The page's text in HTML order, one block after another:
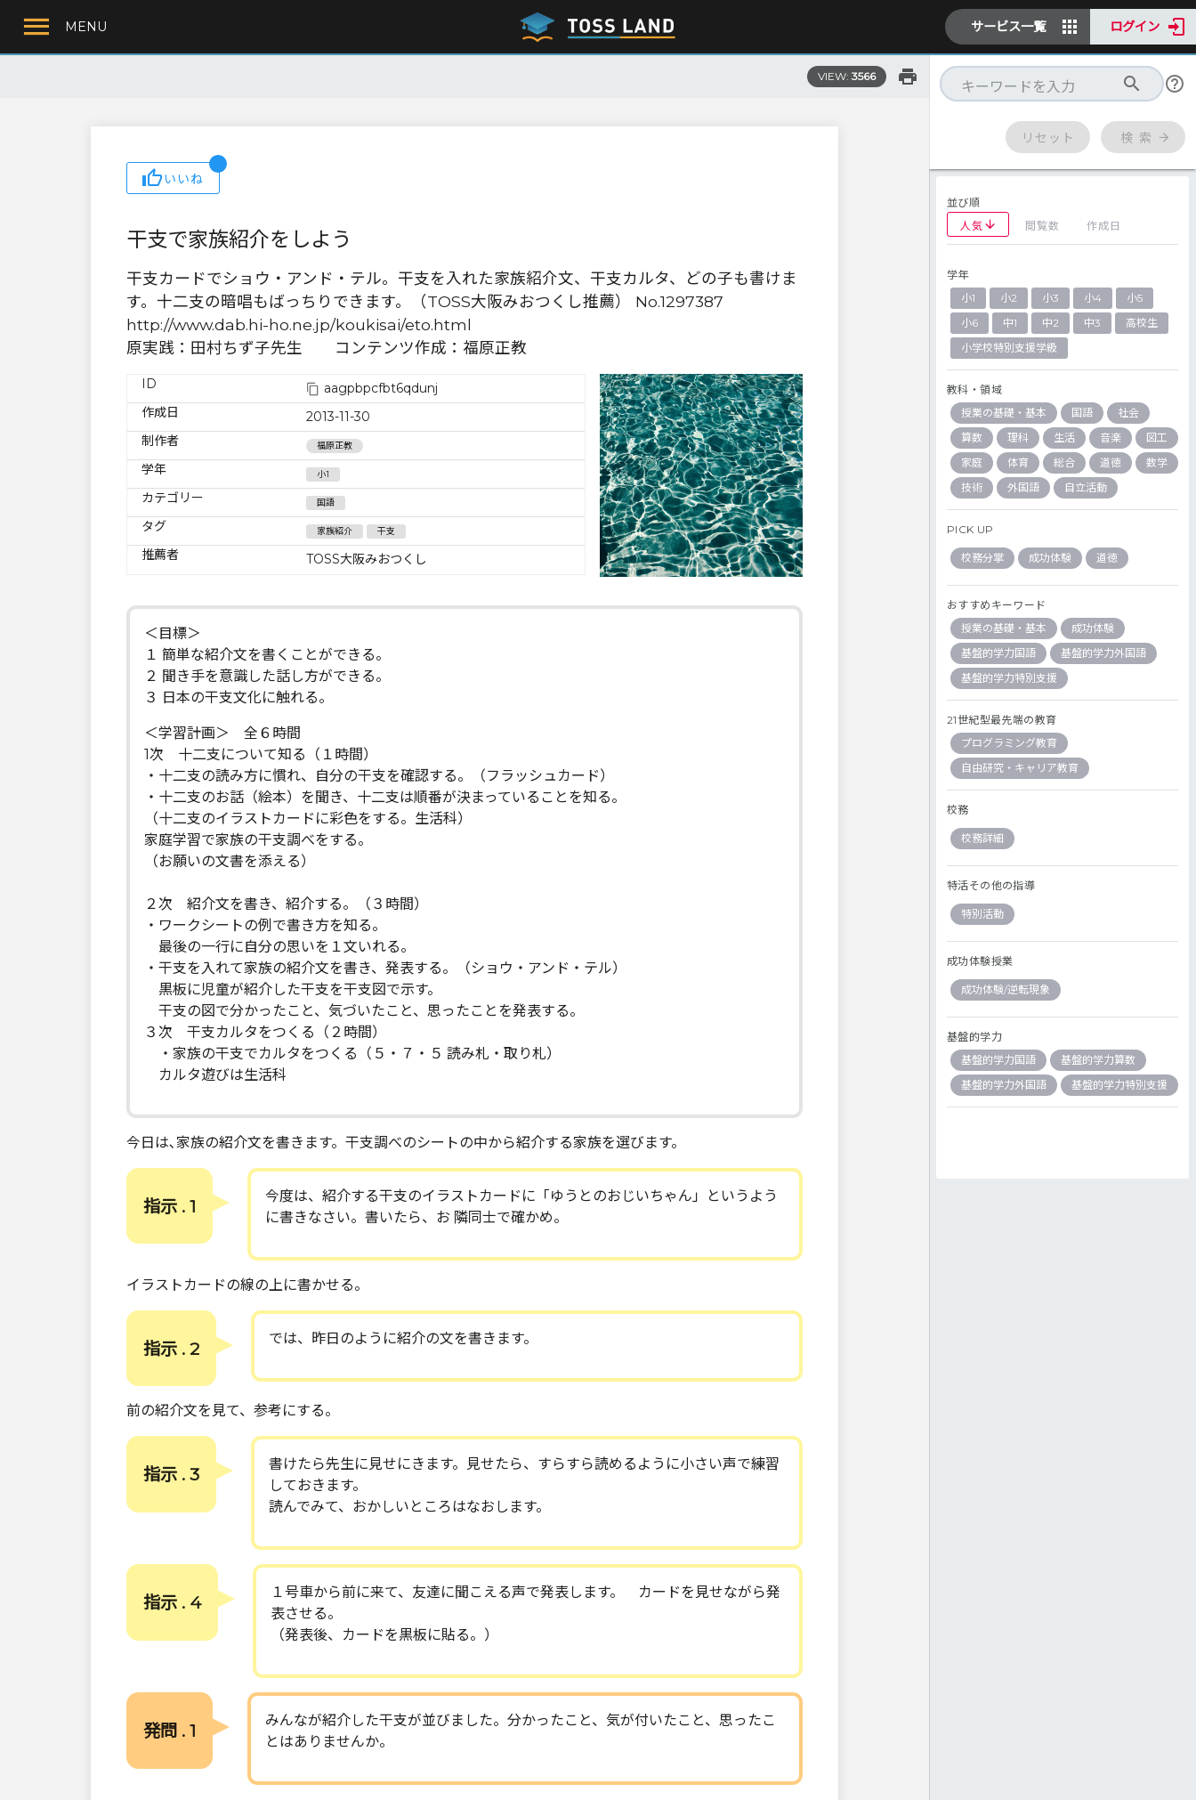
MENU サービス一覧 ログイン
VIEW: 3566
いいね
干支で家族紹介をしよう
干支カードでショウ・アンド・テル。干支を入れた家族紹介文、干支カルタ、どの子も書けま
す。十二支の暗唱もばっちりできます。（TOSS大阪みおつくし推薦） No.1297387
http://www.dab.hi-ho.ne.jp/koukisai/eto.html
原実践：田村ちず子先生 コンテンツ作成：福原正教
ID
aagpbpcfbt6qdunj
作成日
2013-11-30
制作者
福原正教
学年 小1
カテゴリー 国語
タグ 家族紹介 干支
推薦者 TOSS大阪みおつくし
＜目標＞
１ 簡単な紹介文を書くことができる。
２ 聞き手を意識した話し方ができる。
３ 日本の干支文化に触れる。
＜学習計画＞ 全６時間
1次 十二支について知る（１時間）
・十二支の読み方に慣れ、自分の干支を確認する。（フラッシュカード）
・十二支のお話（絵本）を聞き、十二支は順番が決まっていることを知る。
（十二支のイラストカードに彩色をする。生活科）
家庭学習で家族の干支調べをする。
（お願いの文書を添える）
２次 紹介文を書き、紹介する。（３時間）
・ワークシートの例で書き方を知る。
最後の一行に自分の思いを１文いれる。
・干支を入れて家族の紹介文を書き、発表する。（ショウ・アンド・テル）
黒板に児童が紹介した干支を干支図で示す。
干支の図で分かったこと、気づいたこと、思ったことを発表する。
３次 干支カルタをつくる（２時間）
・家族の干支でカルタをつくる（５・７・５ 読み札・取り札）
カルタ遊びは生活科
今日は､家族の紹介文を書きます。干支調べのシートの中から紹介する家族を選びます。
指示 . 1
今度は、紹介する干支のイラストカードに「ゆうとのおじいちゃん」というよう
に書きなさい。書いたら、お 隣同士で確かめ。
イラストカードの線の上に書かせる。
指示 . 2 では、昨日のように紹介の文を書きます。
前の紹介文を見て、参考にする。
指示 . 3
書けたら先生に見せにきます。見せたら、すらすら読めるように小さい声で練習
しておきます。
読んでみて、おかしいところはなおします。
指示 . 4
１号車から前に来て、友達に聞こえる声で発表します。 カードを見せながら発
表させる。
（発表後、カードを黒板に貼る。）
発問 . 1
みんなが紹介した干支が並びました。分かったこと、気が付いたこと、思ったこ
とはありませんか。
リセット 検 索
並び順
人気
閲覧数 作成日
学年
小1
小2 小3 小4
小5
小6
中1 中2 中3
高校生
小学校特別支援学級
教科・領域
授業の基礎・基本
国語
社会
算数
理科 生活 音楽
図工
家庭
体育 総合 道徳
数学
技術
外国語 自立活動
PICK UP
校務分掌 成功体験 道徳
おすすめキーワード
授業の基礎・基本
成功体験
基盤的学力国語
基盤的学力外国語
基盤的学力特別支援
21世紀型最先端の教育
プログラミング教育
自由研究・キャリア教育
校務
校務詳細
特活その他の指導
特別活動
成功体験授業
成功体験/逆転現象
基盤的学力
基盤的学力国語
基盤的学力算数
基盤的学力外国語
基盤的学力特別支援